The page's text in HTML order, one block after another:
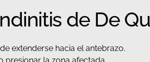
de De
extenderse hacia el antebrazo.